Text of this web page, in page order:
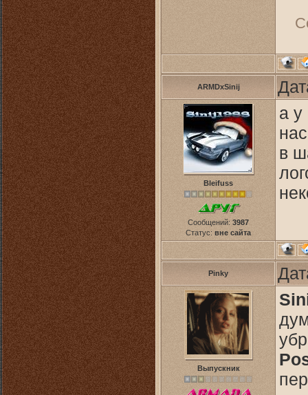
ARMDxSinij
Bleifuss
Сообщений: 3987
Статус: вне сайта
а у
в
Pinky
Выпускник